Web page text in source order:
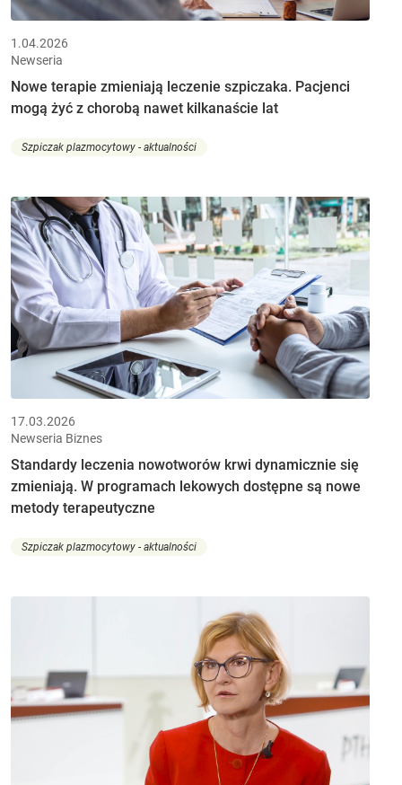
1.04.2026
Newseria
Nowe terapie zmieniają leczenie szpiczaka. Pacjenci
mogą żyć z chorobą nawet kilkanaście lat
Szpiczak plazmocytowy - aktualności
17.03.2026
Newseria Biznes
Standardy leczenia nowotworów krwi dynamicznie się
zmieniają. W programach lekowych dostępne są nowe
metody terapeutyczne
Szpiczak plazmocytowy - aktualności